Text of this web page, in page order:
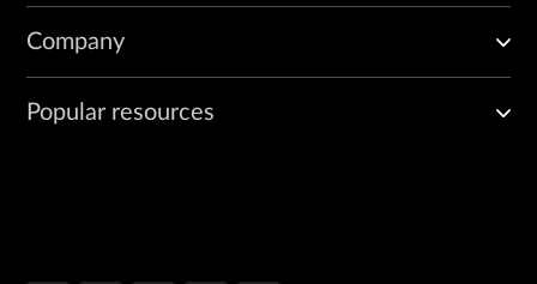
Company
Popular resources